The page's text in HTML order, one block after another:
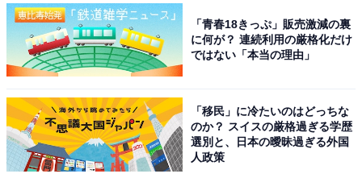
【今日チェックしたい】Jackeryの人気商品5選
Jackery「JE-500A」
「青春18きっぷ」販売激減の裏
に何が？ 連続利用の厳格化だけ
ではない「本当の理由」
「移民」に冷たいのはどっちな
のか？ スイスの厳格過ぎる学歴
選別と、日本の曖昧過ぎる外国
人政策